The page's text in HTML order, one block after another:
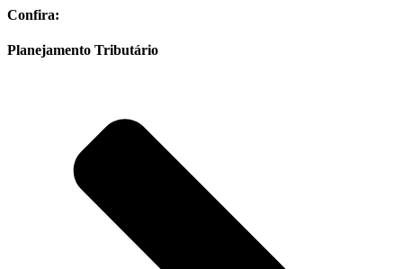
Confira:
Planejamento Tributário